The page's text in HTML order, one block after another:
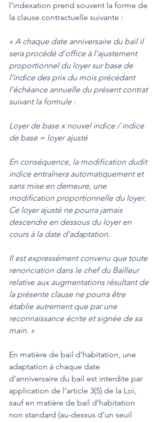
l’indexation prend souvent la forme de
la clause contractuelle suivante :
« A chaque date anniversaire du bail il
sera procédé d’office à l’ajustement
proportionnel du loyer sur base de
l’indice des prix du mois précédant
l’échéance annuelle du présent contrat
suivant la formule :
Loyer de base x nouvel indice / indice
de base = loyer ajusté
En conséquence, la modification dudit
indice entraînera automatiquement et
sans mise en demeure, une
modification proportionnelle du loyer.
Ce loyer ajusté ne pourra jamais
descendre en dessous du loyer en
cours à la date d’adaptation.
Il est expressément convenu que toute
renonciation dans le chef du Bailleur
relative aux augmentations résultant de
la présente clause ne pourra être
établie autrement que par une
reconnaissance écrite et signée de sa
main. »
En matière de bail d’habitation, une
adaptation à chaque date
d’anniversaire du bail est interdite par
application de l’article 3(5) de la Loi,
sauf en matière de bail d’habitation
non standard (au-dessus d’un seuil